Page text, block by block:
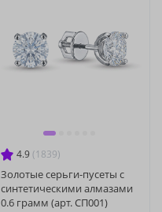
4.9 (1839)
Золотые серьги-пусеты с
синтетическими алмазами
0.6 грамм (арт. СП001)